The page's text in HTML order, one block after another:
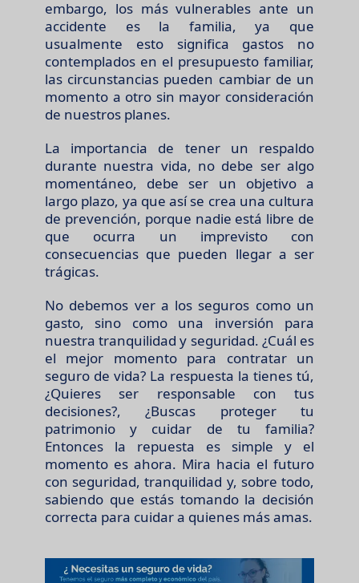
embargo, los más vulnerables ante un
accidente es la familia, ya que
usualmente esto significa gastos no
contemplados en el presupuesto familiar,
las circunstancias pueden cambiar de un
momento a otro sin mayor consideración
de nuestros planes.
La importancia de tener un respaldo
durante nuestra vida, no debe ser algo
momentáneo, debe ser un objetivo a
largo plazo, ya que así se crea una cultura
de prevención, porque nadie está libre de
que ocurra un imprevisto con
consecuencias que pueden llegar a ser
trágicas.
No debemos ver a los seguros como un
gasto, sino como una inversión para
nuestra tranquilidad y seguridad. ¿Cuál es
el mejor momento para contratar un
seguro de vida? La respuesta la tienes tú,
¿Quieres ser responsable con tus
decisiones?, ¿Buscas proteger tu
patrimonio y cuidar de tu familia?
Entonces la repuesta es simple y el
momento es ahora. Mira hacia el futuro
con seguridad, tranquilidad y, sobre todo,
sabiendo que estás tomando la decisión
correcta para cuidar a quienes más amas.